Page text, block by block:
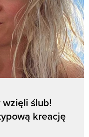
wzięli ślub!
kreację